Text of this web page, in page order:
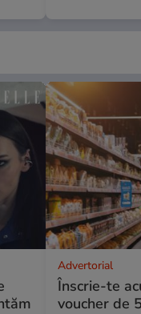
Advertorial
Înscrie-te
voucher de